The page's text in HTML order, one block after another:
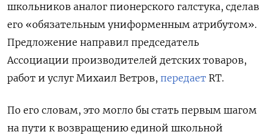
школьников аналог пионерского галстука, сделав
его «обязательным униформенным атрибутом».
Предложение направил председатель
Ассоциации производителей детских товаров,
работ и услуг Михаил Ветров, передает RT.
По его словам, это могло бы стать первым шагом
на пути к возвращению единой школьной